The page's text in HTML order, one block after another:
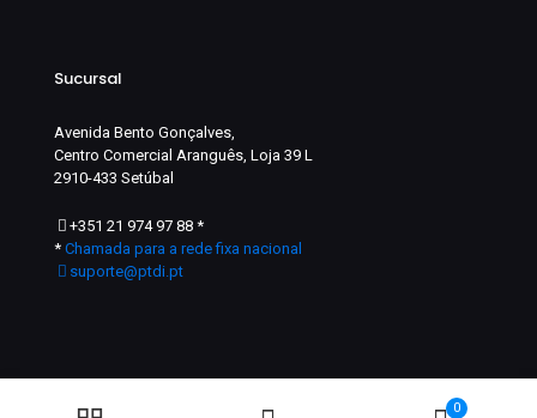
Sucursal
Avenida Bento Gonçalves,
Centro Comercial Aranguês, Loja 39 L
2910-433 Setúbal
+351 21 974 97 88 *
* Chamada para a rede fixa nacional
suporte@ptdi.pt
0